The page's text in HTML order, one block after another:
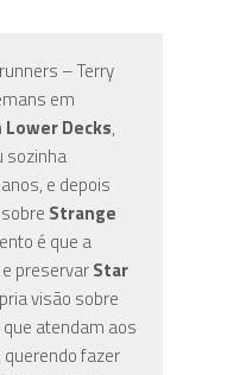
– Terry
em
Lower Decks,
sozinha
e depois
Strange
é que a
preservarStar
visão sobre
atendam aos
querendo fazer